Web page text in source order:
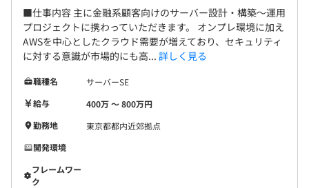
■仕事内容 主に金融系顧客向けのサーバー設計・構築～運用
プロジェクトに携わっていただきます。 オンプレ環境に加え
AWSを中心としたクラウド需要が増えており、セキュリティ
に対する意識が市場的にも高... 詳しく見る
職種名
サーバーSE
給与
400万 〜 800万円
勤務地
東京都都内近郊拠点
開発環境
フレームワー
ク